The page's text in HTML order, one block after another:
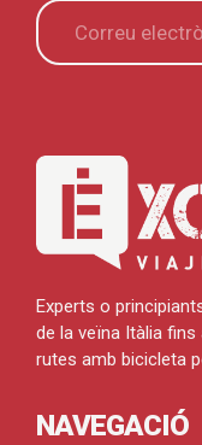
Experts o
de la veïna Itàlia fins
rutes amb bicicleta
NAVEGACIÓ